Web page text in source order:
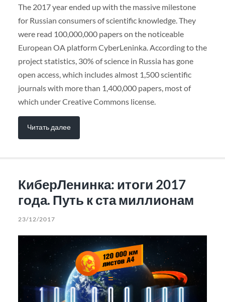
The 2017 year ended up with the massive milestone
for Russian consumers of scientific knowledge. They
were read 100,000,000 papers on the noticeable
European OA platform CyberLeninka. According to the
project statistics, 30% of science in Russia has gone
open access, which includes almost 1,500 scientific
journals with more than 1,400,000 papers, most of
which under Creative Commons license.
Читать далее
КиберЛенинка: итоги 2017
года. Путь к ста миллионам
23/12/2017